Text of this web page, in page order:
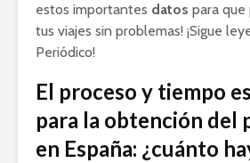
estos importantes datos para que
tus viajes sin problemas! ¡Sigue
Periódico!
El proceso y tiempo
para la obtención del
en España: ¿cuánto